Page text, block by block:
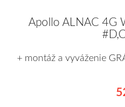
Apollo ALNAC 4G
+ montáž a vyváženie